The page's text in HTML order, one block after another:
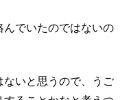
でいたのではないの
いと思うので、うご